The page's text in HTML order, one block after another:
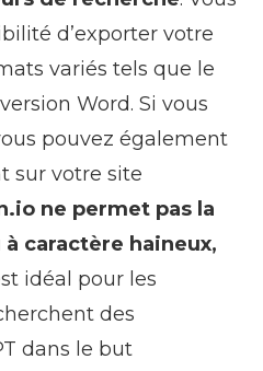
d’exporter votre
variés tels que le
Word. Si vous
pouvez également
sur votre site
ne permet pas la
caractère haineux,
idéal pour les
des
dans le but